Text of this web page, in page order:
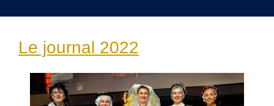
Le journal 2022